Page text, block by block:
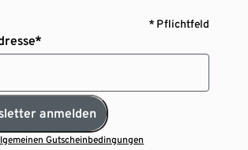
* Pflichtfeld
anmelden
Gutscheinbedingungen